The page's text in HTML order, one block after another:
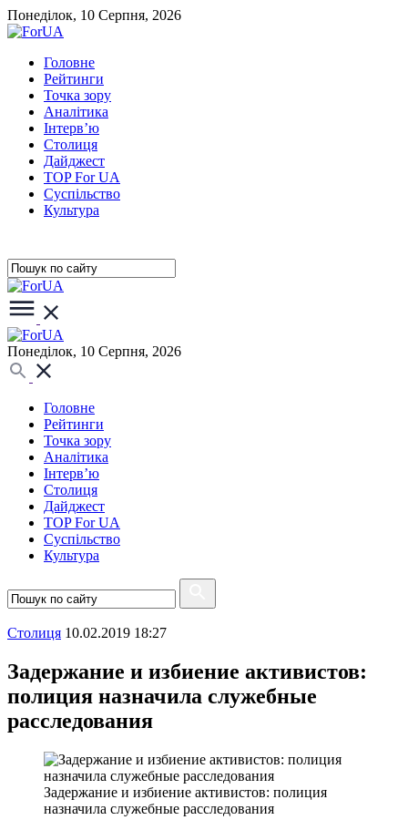
Понеділок, 10 Серпня, 2026
Головне
Рейтинги
Точка зору
Аналітика
Інтерв’ю
Столиця
Дайджест
TOP For UA
Суспiльство
Культура
Понеділок, 10 Серпня, 2026
Головне
Рейтинги
Точка зору
Аналітика
Інтерв’ю
Столиця
Дайджест
TOP For UA
Суспiльство
Культура
Столиця 10.02.2019 18:27
Задержание и избиение активистов:
полиция назначила служебные
расследования
Задержание и избиение активистов: полиция
назначила служебные расследования